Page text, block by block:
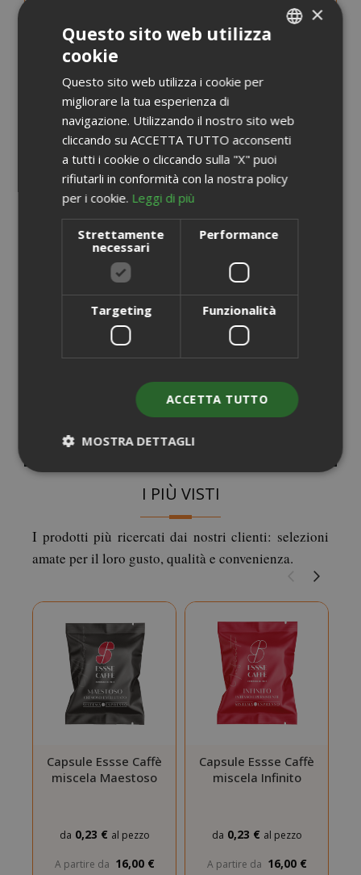
I PIÙ VISTI
I prodotti più ricercati dai nostri clienti: selezioni
amate per il loro gusto, qualità e convenienza.
Capsule Essse Caffè
miscela Maestoso
da 0,23 € al pezzo
A partire da 16,00 €
Capsule Essse Caffè
miscela Infinito
da 0,23 € al pezzo
A partire da 16,00 €
×
Questo sito web utilizza
cookie
Questo sito web utilizza i cookie per
migliorare la tua esperienza di
navigazione. Utilizzando il nostro sito web
cliccando su ACCETTA TUTTO acconsenti
a tutti i cookie o cliccando sulla "X" puoi
rifiutarli in conformità con la nostra policy
per i cookie. Leggi di più
Strettamente
necessari
Performance
Targeting Funzionalità
ACCETTA TUTTO
MOSTRA DETTAGLI
I cookie strettamente necessari
gestione dell'account. Il sito web non può
essere utilizzato correttamente senza i
cookie strettamente necessari.
NOME
SID